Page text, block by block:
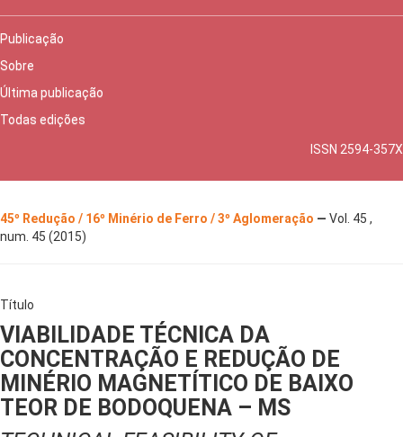
Publicação
Sobre
Última publicação
Todas edições
ISSN 2594-357X
45º Redução / 16º Minério de Ferro / 3º Aglomeração — Vol. 45 ,
num. 45 (2015)
Título
VIABILIDADE TÉCNICA DA
CONCENTRAÇÃO E REDUÇÃO DE
MINÉRIO MAGNETÍTICO DE BAIXO
TEOR DE BODOQUENA – MS